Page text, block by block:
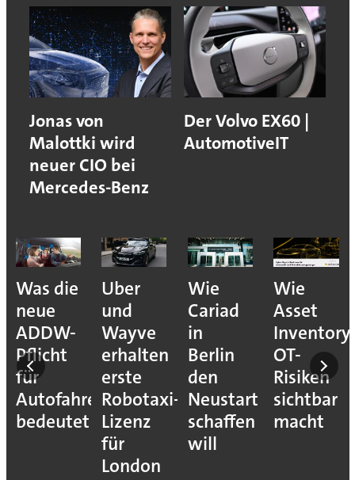
Jonas von
Malottki wird
neuer CIO bei
Mercedes-Benz
Der Volvo EX60 |
AutomotiveIT
Was die
neue
ADDW-
Pflicht
für
Autofahrer
bedeutet
Uber
und
Wayve
erhalten
erste
Robotaxi-
Lizenz
für
London
Wie
Cariad
in
Berlin
den
Neustart
schaffen
will
Wie
Asset
Inventory
OT-
Risiken
sichtbar
macht